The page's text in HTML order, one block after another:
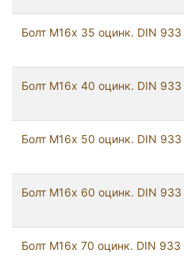
Болт М16х 35 оцинк. DIN 933
Болт М16х 40 оцинк. DIN 933
Болт М16х 50 оцинк. DIN 933
Болт М16х 60 оцинк. DIN 933
Болт М16х 70 оцинк. DIN 933